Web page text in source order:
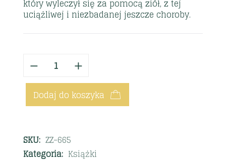
który wyleczył się za pomocą ziół, z tej
uciążliwej i niezbadanej jeszcze choroby.
Dodaj do koszyka
SKU: ZZ-665
Kategoria: Książki